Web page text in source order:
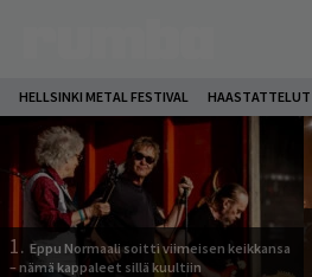
HELLSINKI METAL FESTIVAL HAASTATTELUT
1. Eppu Normaali soitti viimeisen keikkansa
– nämä kappaleet sillä kuultiin